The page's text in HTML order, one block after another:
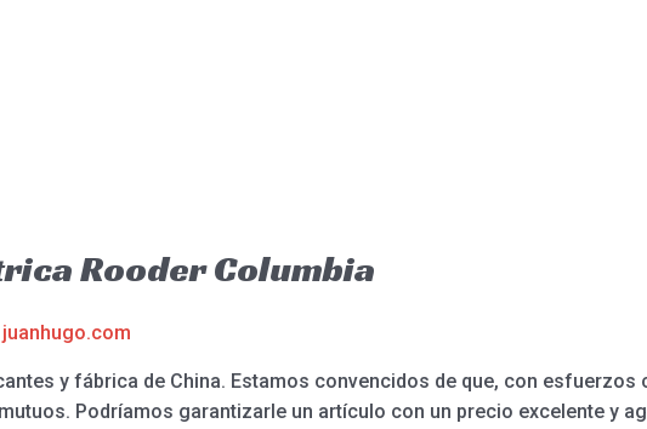
Rooder Columbia
juanhugo.com
y fábrica de China. Estamos convencidos de que, con esfuerzos
Podríamos garantizarle un artículo con un precio excelente y